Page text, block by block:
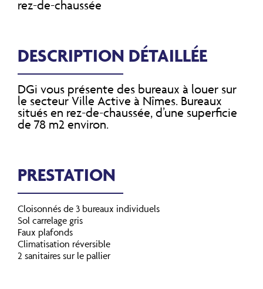
rez-de-chaussée
DESCRIPTION DÉTAILLÉE
DGi vous présente des bureaux à louer sur
le secteur Ville Active à Nîmes. Bureaux
situés en rez-de-chaussée, d’une superficie
de 78 m2 environ.
PRESTATION
Cloisonnés de 3 bureaux individuels
Sol carrelage gris
Faux plafonds
Climatisation réversible
2 sanitaires sur le pallier